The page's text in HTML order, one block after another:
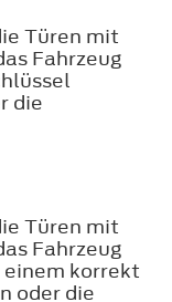
Türen mit
Fahrzeug
die
Türen mit
Fahrzeug
einem korrekt
oder die